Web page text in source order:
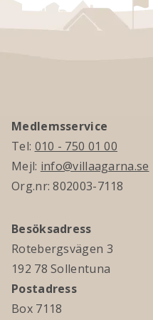
Medlemsservice
Tel: 010 - 750 01 00
Mejl: info@villaagarna.se
Org.nr: 802003-7118
Besöksadress
Rotebergsvägen 3
192 78 Sollentuna
Postadress
Box 7118